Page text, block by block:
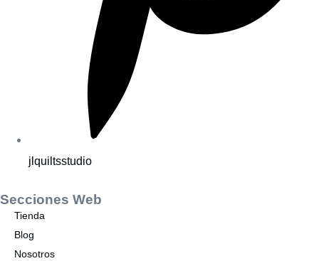
jlquiltsstudio
Secciones Web
Tienda
Blog
Nosotros